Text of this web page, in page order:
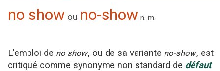
no show ou no-show n. m.
L'emploi de no show, ou de sa variante no-show, est
critiqué comme synonyme non standard de défaut